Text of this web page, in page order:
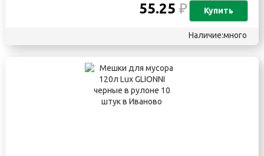
55.25₽ Купить
Наличие:много